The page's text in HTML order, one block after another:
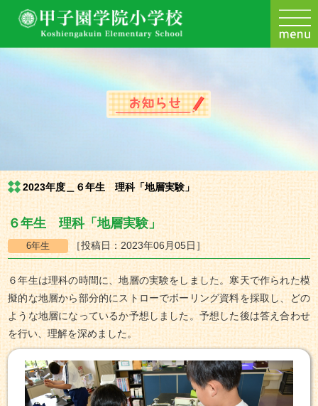
2023年度＿６年生 理科「地層実験」
６年生 理科「地層実験」
［投稿日：2023年06月05日］
６年生は理科の時間に、地層の実験をしました。寒天で作られた模
擬的な地層から部分的にストローでボーリング資料を採取し、どの
ような地層になっているか予想しました。予想した後は答え合わせ
を行い、理解を深めました。